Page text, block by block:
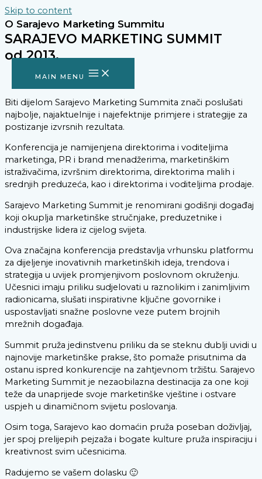
Skip to content
MAIN MENU
O Sarajevo Marketing Summitu
SARAJEVO MARKETING SUMMIT
od 2013.
Biti dijelom Sarajevo Marketing Summita znači poslušati
najbolje, najaktuelnije i najefektnije primjere i strategije za
postizanje izvrsnih rezultata.
Konferencija je namijenjena direktorima i voditeljima
marketinga, PR i brand menadžerima, marketinškim
istraživačima, izvršnim direktorima, direktorima malih i
srednjih preduzeća, kao i direktorima i voditeljima prodaje.
Sarajevo Marketing Summit je renomirani godišnji događaj
koji okuplja marketinške stručnjake, preduzetnike i
industrijske lidera iz cijelog svijeta.
Ova značajna konferencija predstavlja vrhunsku platformu
za dijeljenje inovativnih marketinških ideja, trendova i
strategija u uvijek promjenjivom poslovnom okruženju.
Učesnici imaju priliku sudjelovati u raznolikim i zanimljivim
radionicama, slušati inspirativne ključne govornike i
uspostavljati snažne poslovne veze putem brojnih
mrežnih događaja.
Summit pruža jedinstvenu priliku da se steknu dublji uvidi u
najnovije marketinške prakse, što pomaže prisutnima da
ostanu ispred konkurencije na zahtjevnom tržištu. Sarajevo
Marketing Summit je nezaobilazna destinacija za one koji
teže da unaprijede svoje marketinške vještine i ostvare
uspjeh u dinamičnom svijetu poslovanja.
Osim toga, Sarajevo kao domaćin pruža poseban doživljaj,
jer spoj prelijepih pejzaža i bogate kulture pruža inspiraciju i
kreativnost svim učesnicima.
Radujemo se vašem dolasku 🙂